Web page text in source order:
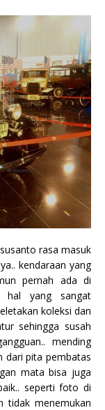
rasa masuk
kendaraan yang
pernah ada di
hal yang sangat
koleksi dan
sehingga susah
mending
dari pita pembatas
mata bisa juga
seperti foto di
tidak menemukan